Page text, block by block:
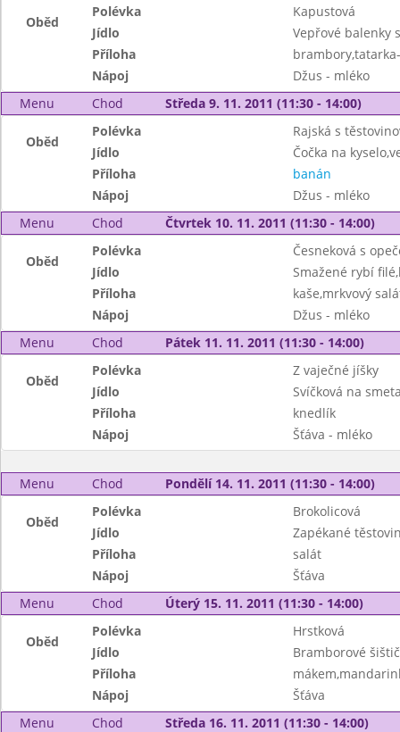
Oběd
Polévka
Kapustová
Jídlo
Vepřové balenky
Příloha
Nápoj
Džus - mléko
Menu
Chod Středa 9. 11. 2011 (11:30 - 14:00)
Oběd
Polévka
Rajská s
Jídlo
Čočka na
Příloha
banán
Nápoj
Džus - mléko
Menu
Chod Čtvrtek 10. 11. 2011 (11:30 - 14:00)
Oběd
Polévka
Česneková s
Jídlo
Smažené rybí
Příloha
kaše,mrkvový
Nápoj
Džus - mléko
Menu
Chod Pátek 11. 11. 2011 (11:30 - 14:00)
Oběd
Polévka
Z vaječné jíšky
Jídlo
Svíčková na
Příloha
knedlík
Nápoj
Šťáva - mléko
Menu Chod Pondělí 14. 11. 2011 (11:30 - 14:00)
Oběd
Polévka
Brokolicová
Jídlo
Zapékané
Příloha
salát
Nápoj
Šťáva
Menu
Chod Úterý 15. 11. 2011 (11:30 - 14:00)
Oběd
Polévka
Hrstková
Jídlo
Bramborové
Příloha
Nápoj
Šťáva
Menu
Chod Středa 16. 11. 2011 (11:30 - 14:00)